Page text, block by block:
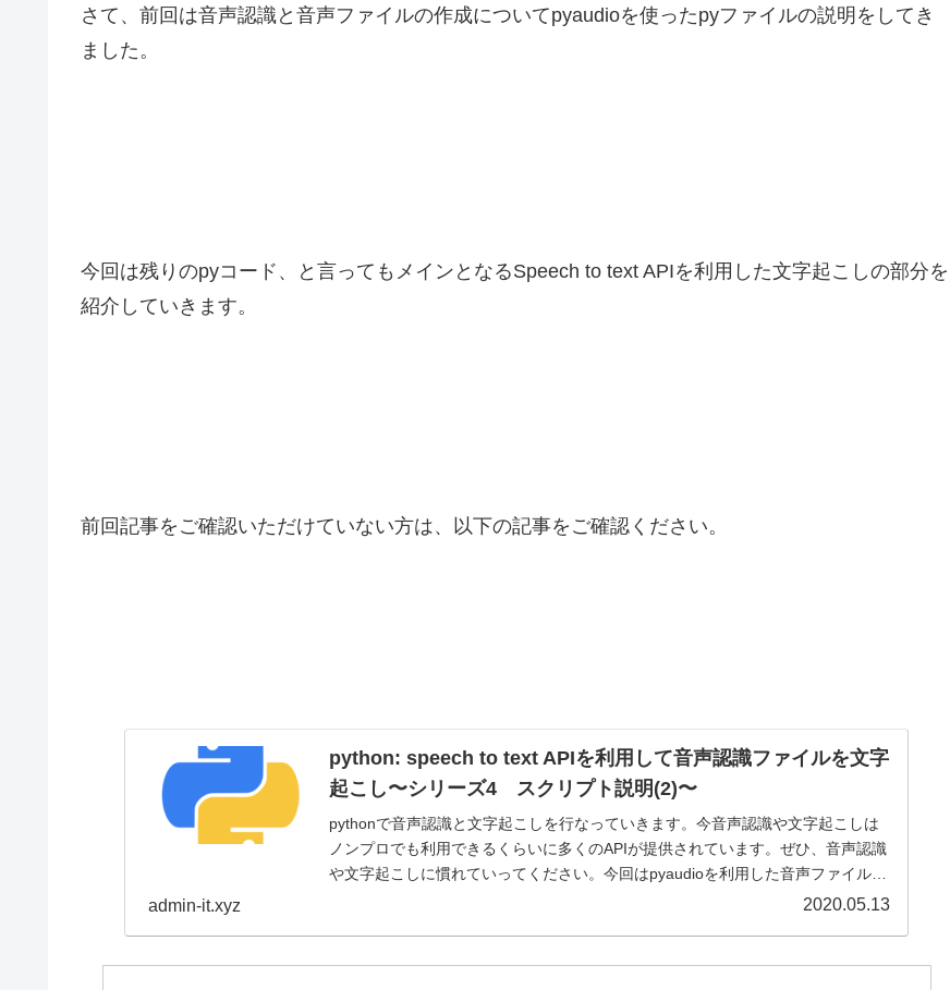
さて、前回は音声認識と音声ファイルの作成についてpyaudioを使ったpyファイルの説明をしてき
ました。
今回は残りのpyコード、と言ってもメインとなるSpeech to text APIを利用した文字起こしの部分を
紹介していきます。
前回記事をご確認いただけていない方は、以下の記事をご確認ください。
python: speech to text APIを利用して音声認識ファイルを文字
起こし〜シリーズ4 スクリプト説明(2)〜
pythonで音声認識と文字起こしを行なっていきます。今音声認識や文字起こしは
ノンプロでも利用できるくらいに多くのAPIが提供されています。ぜひ、音声認識
や文字起こしに慣れていってください。今回はpyaudioを利用した音声ファイルの
admin-it.xyz 2020.05.13